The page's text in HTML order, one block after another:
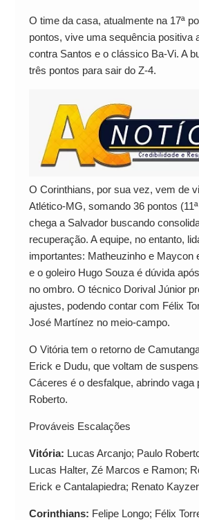
O time da casa, atualmente na 17ª
pontos, vive uma sequência positiva
contra Santos e o clássico Ba-Vi. A
três pontos para sair do Z-4.
O Corinthians, por sua vez, vem de
Atlético-MG, somando 36 pontos
chega a Salvador buscando
recuperação. A equipe, no entanto,
importantes: Matheuzinho e Maycon
e o goleiro Hugo Souza é dúvida
no ombro. O técnico Dorival Júnior
ajustes, podendo contar com Félix
José Martínez no meio-campo.
O Vitória tem o retorno de
Erick e Dudu, que voltam de
Cáceres é o desfalque, abrindo vaga
Roberto.
Prováveis Escalações
Vitória: Lucas Arcanjo; Paulo
Lucas Halter, Zé Marcos e Ramon;
Erick e Cantalapiedra; Renato
Corinthians: Felipe Longo; Félix